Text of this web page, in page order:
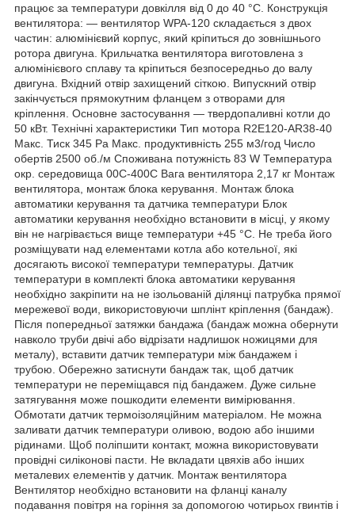
працює за температури довкілля від 0 до 40 °C. Конструкція
вентилятора: — вентилятор WPA-120 складається з двох
частин: алюмінієвий корпус, який кріпиться до зовнішнього
ротора двигуна. Крильчатка вентилятора виготовлена з
алюмінієвого сплаву та кріпиться безпосередньо до валу
двигуна. Вхідний отвір захищений сіткою. Випускний отвір
закінчується прямокутним фланцем з отворами для
кріплення. Основне застосування — твердопаливні котли до
50 кВт. Технічні характеристики Тип мотора R2E120-AR38-40
Макс. Тиск 345 Pa Макс. продуктивність 255 м3/год Число
обертів 2500 об./м Споживана потужність 83 W Температура
окр. середовища 00C-400C Вага вентилятора 2,17 кг Монтаж
вентилятора, монтаж блока керування. Монтаж блока
автоматики керування та датчика температури Блок
автоматики керування необхідно встановити в місці, у якому
він не нагрівається вище температури +45 °C. Не треба його
розміщувати над елементами котла або котельної, які
досягають високої температури температуры. Датчик
температури в комплекті блока автоматики керування
необхідно закріпити на не ізольованій ділянці патрубка прямої
мережевої води, використовуючи шплінт кріплення (бандаж).
Після попередньої затяжки бандажа (бандаж можна обернути
навколо труби двічі або відрізати надлишок ножицями для
металу), вставити датчик температури між бандажем і
трубою. Обережно затиснути бандаж так, щоб датчик
температури не переміщався під бандажем. Дуже сильне
затягування може пошкодити елементи вимірювання.
Обмотати датчик термоізоляційним матеріалом. Не можна
заливати датчик температури оливою, водою або іншими
рідинами. Щоб поліпшити контакт, можна використовувати
провідні силіконові пасти. Не вкладати цвяхів або інших
металевих елементів у датчик. Монтаж вентилятора
Вентилятор необхідно встановити на фланці каналу
подавання повітря на горіння за допомогою чотирьох гвинтів і